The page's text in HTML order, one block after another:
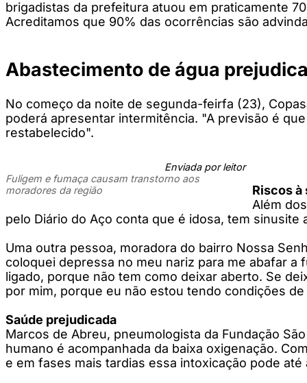
brigadistas da prefeitura atuou em praticamente
Acreditamos que 90% das ocorrências são
Abastecimento de água
No começo da noite de segunda-feirfa (23),
poderá apresentar intermitência. "A previsão é
restabelecido".
Enviada por leitor
Fuligem e fumaça causam transtorno aos
moradores da região
Riscos à
Além
pelo Diário do Aço conta que é idosa, tem
Uma outra pessoa, moradora do bairro Nossa
coloquei depressa no meu nariz para me abafar a
ligado, porque não tem como deixar aberto. Se
por mim, porque eu não estou tendo condições
Saúde prejudicada
Marcos de Abreu, pneumologista da Fundação
humano é acompanhada da baixa oxigenação.
e em fases mais tardias essa intoxicação pode